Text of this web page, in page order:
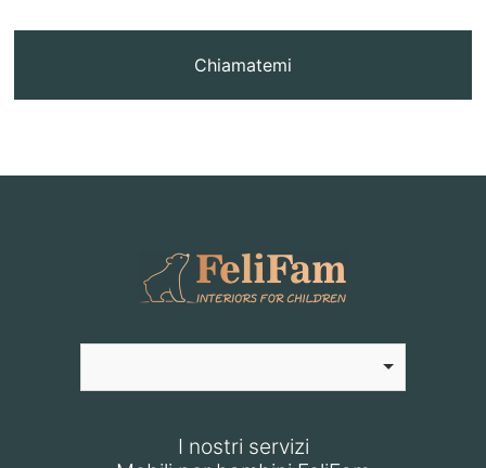
Chiamatemi
I nostri servizi